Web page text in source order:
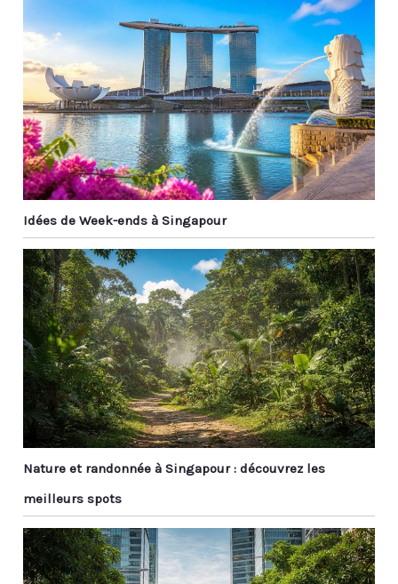
Idées de Week-ends à Singapour
Nature et randonnée à Singapour : découvrez les
meilleurs spots